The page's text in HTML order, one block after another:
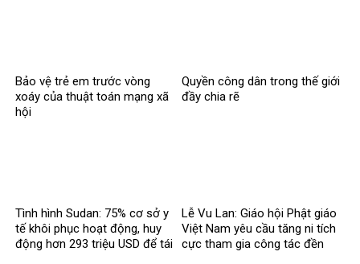
Bảo vệ trẻ em trước vòng
xoáy của thuật toán mạng xã
hội
Quyền công dân trong thế giới
đầy chia rẽ
Tình hình Sudan: 75% cơ sở y
tế khôi phục hoạt động, huy
động hơn 293 triệu USD để tái
Lễ Vu Lan: Giáo hội Phật giáo
Việt Nam yêu cầu tăng ni tích
cực tham gia công tác đền